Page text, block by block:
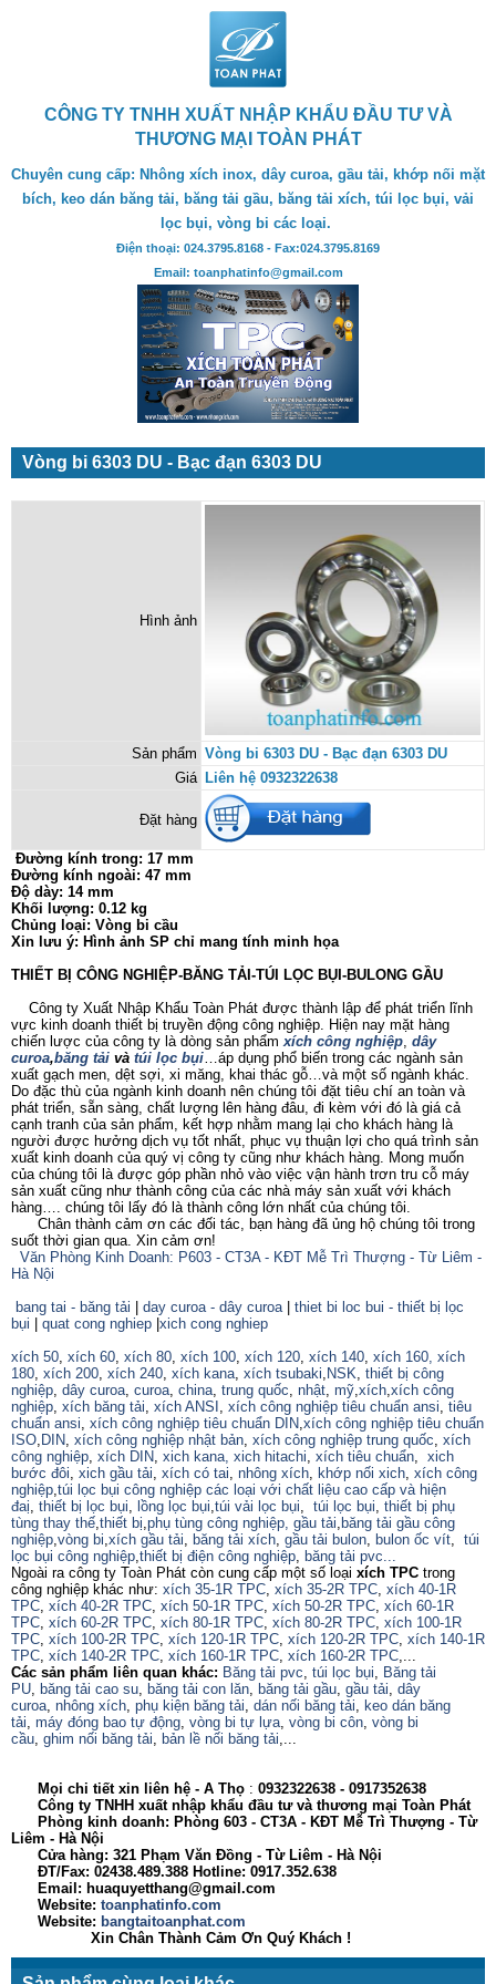
CÔNG TY TNHH XUẤT NHẬP KHẨU ĐẦU TƯ VÀ
THƯƠNG MẠI TOÀN PHÁT
Chuyên cung cấp: Nhông xích inox, dây curoa, gầu tải, khớp nối mặt
bích, keo dán băng tải, băng tải gầu, băng tải xích, túi lọc bụi, vải
lọc bụi, vòng bi các loại.
Điện thoại: 024.3795.8168 - Fax:024.3795.8169
Email: toanphatinfo@gmail.com
Vòng bi 6303 DU - Bạc đạn 6303 DU
Hình ảnh
Sản phẩm Vòng bi 6303 DU - Bạc đạn 6303 DU
Giá Liên hệ 0932322638
Đặt hàng
Đường kính trong: 17 mm
Đường kính ngoài: 47 mm
Độ dày: 14 mm
Khối lượng: 0.12 kg
Chủng loại: Vòng bi cầu
Xin lưu ý: Hình ảnh SP chỉ mang tính minh họa
THIẾT BỊ CÔNG NGHIỆP-BĂNG TẢI-TÚI LỌC BỤI-BULONG GẦU
Công ty Xuất Nhập Khẩu Toàn Phát được thành lập để phát triển lĩnh
vực kinh doanh thiết bị truyền động công nghiệp. Hiện nay mặt hàng
chiến lược của công ty là dòng sản phẩm xích công nghiệp, dây
curoa,băng tải và túi lọc bụi…áp dụng phổ biến trong các ngành sản
xuất gạch men, dệt sợi, xi măng, khai thác gỗ…và một số ngành khác.
Do đặc thù của ngành kinh doanh nên chúng tôi đặt tiêu chí an toàn và
phát triển, sẵn sàng, chất lượng lên hàng đâu, đi kèm với đó là giá cả
cạnh tranh của sản phẩm, kết hợp nhằm mang lại cho khách hàng là
người được hưởng dịch vụ tốt nhất, phục vụ thuận lợi cho quá trình sản
xuất kinh doanh của quý vị công ty cũng như khách hàng. Mong muốn
của chúng tôi là được góp phần nhỏ vào việc vận hành trơn tru cỗ máy
sản xuất cũng như thành công của các nhà máy sản xuất với khách
hàng…. chúng tôi lấy đó là thành công lớn nhất của chúng tôi.
Chân thành cảm ơn các đối tác, bạn hàng đã ủng hộ chúng tôi trong
suốt thời gian qua. Xin cảm ơn!
Văn Phòng Kinh Doanh: P603 - CT3A - KĐT Mễ Trì Thượng - Từ Liêm -
Hà Nội
bang tai - băng tải
day curoa - dây curoa| thiet bi loc bui - thiết bị lọc
bụi
quat cong nghiep xich cong nghiep
xích 50, xích 60, xích 80, xích 100, xích 120, xích 140, xích 160, xích
180, xích 200, xích 240, xích kana, xích tsubaki, NSK, thiết bị công
nghiệp, dây curoa, curoa, china, trung quốc, nhật, mỹ,xích,xích công
nghiệp, xích băng tải, xích ANSI , xích công nghiệp tiêu chuẩn ansi, tiêu
chuẩn ansi, xích công nghiệp tiêu chuẩn DIN,xích công nghiệp tiêu chuẩn
ISO, DIN, xích công nghiệp nhật bản, xích công nghiệp trung quốc, xích
công nghiệp, xích DIN, xich kana, xich hitachi, xích tiêu chuẩn, xich
bước đôi, xich gầu tải, xích có tai, nhông xích, khớp nối xich, xích công
nghiệp,túi lọc bụi công nghiệp các loại với chất liệu cao cấp và hiện
đaị, thiết bị lọc bụi, lồng lọc bụi,túi vải lọc bụi, túi lọc bụi, thiết bị phụ
tùng thay thế,thiết bị,phụ tùng công nghiệp, gầu tải, băng tải gầu công
nghiệp,vòng bi,xích gầu tải, băng tải xích, gầu tải bulon, bulon ốc vít, túi
lọc bụi công nghiệp,thiết bị điện công nghiệp, băng tải pvc...
Ngoài ra công ty Toàn Phát còn cung cấp một số loại xích TPC trong
công nghiệp khác như: xích 35-1R TPC, xích 35-2R TPC, xích 40-1R
TPC, xích 40-2R TPC, xích 50-1R TPC, xích 50-2R TPC, xích 60-1R
TPC, xích 60-2R TPC, xích 80-1R TPC, xích 80-2R TPC, xích 100-1R
TPC, xích 100-2R TPC, xích 120-1R TPC, xích 120-2R TPC, xích 140-1R
TPC, xích 140-2R TPC, xích 160-1R TPC, xích 160-2R TPC,...
Các sản phẩm liên quan khác: Băng tải pvc, túi lọc bụi, Băng tải
PU, băng tải cao su, băng tải con lăn, băng tải gầu, gầu tải, dây
curoa, nhông xích, phụ kiện băng tải, dán nối băng tải, keo dán băng
tải, máy đóng bao tự động, vòng bi tự lựa, vòng bi côn, vòng bi
cầu, ghim nối băng tải, bản lề nối băng tải,...
Mọi chi tiết xin liên hệ - A Thọ : 0932322638 - 0917352638
Công ty TNHH xuất nhập khẩu đầu tư và thương mại Toàn Phát
Phòng kinh doanh: Phòng 603 - CT3A - KĐT Mễ Trì Thượng - Từ
Liêm - Hà Nội
Cửa hàng: 321 Phạm Văn Đồng - Từ Liêm - Hà Nội
ĐT/Fax: 02438.489.388 Hotline: 0917.352.638
Email: huaquyetthang@gmail.com
Website: toanphatinfo.com
Website: bangtaitoanphat.com
Xin Chân Thành Cảm Ơn Quý Khách !